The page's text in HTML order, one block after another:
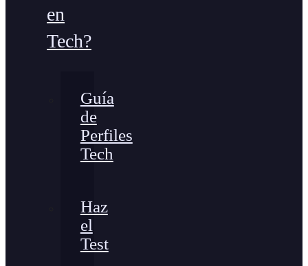
en
Tech?
Guía
de
Perfiles
Tech
Haz
el
Test